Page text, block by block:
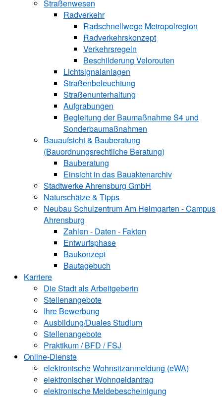
Straßenwesen
Radverkehr
Radschnellwege Metropolregion
Radverkehrskonzept
Verkehrsregeln
Beschilderung Velorouten
Lichtsignalanlagen
Straßenbeleuchtung
Straßenunterhaltung
Aufgrabungen
Begleitung der Baumaßnahme S4 und
Sonderbaumaßnahmen
Bauaufsicht & ­Bauberatung
(Bauordnungsrechtliche Beratung)
Bauberatung
Einsicht in das Bauaktenarchiv
Stadtwerke ­Ahrensburg GmbH
Naturschätze & Tipps
Neubau Schulzentrum Am Heimgarten - Campus
Ahrensburg
Zahlen - Daten - Fakten
Entwurfsphase
Baukonzept
Bautagebuch
Karriere
Die Stadt als Arbeitgeberin
Stellenangebote
Ihre Bewerbung
Ausbildung/Duales Studium
Stellenangebote
Praktikum / BFD / FSJ
Online-Dienste
elektronische Wohnsitzanmeldung (eWA)
elektronischer Wohngeldantrag
elektronische Meldebescheinigung